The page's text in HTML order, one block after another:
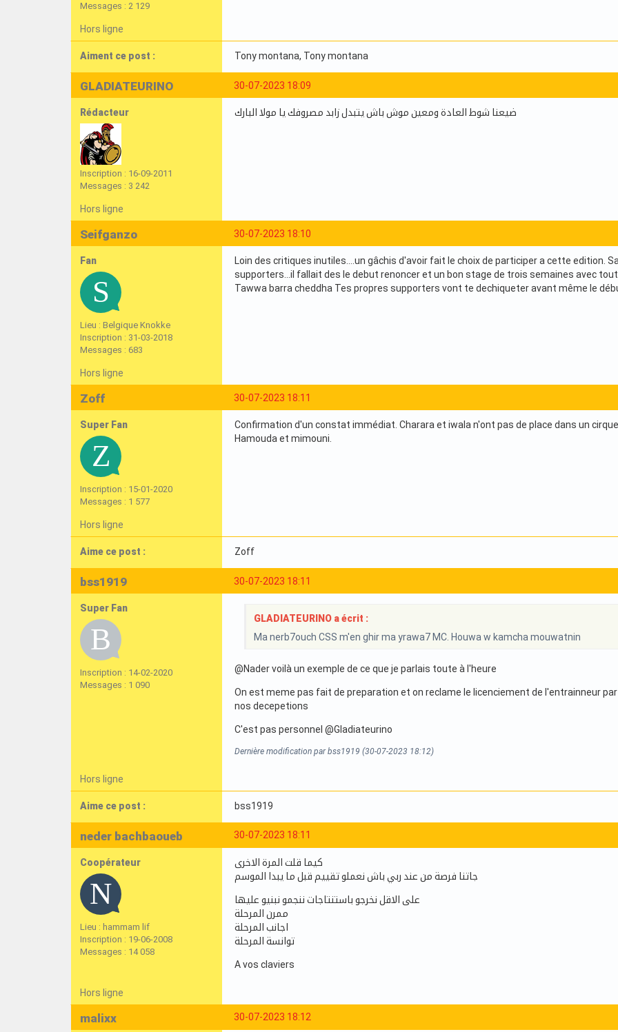
Messages : 2 129
Hors ligne
Aiment ce post : Tony montana, Tony montana
30-07-2023 18:09
GLADIATEURINO
Rédacteur
Inscription : 16-09-2011
Messages : 3 242
ضيعنا شوط العادة ومعين موش باش يتبدل زابد مصروفك يا مولا البارك
Hors ligne
30-07-2023 18:10
Seifganzo
Fan
Lieu : Belgique Knokke
Inscription : 31-03-2018
Messages : 683
Loin des critiques inutiles....un gâchis d'avoir fait le choix de participer a cette edition.
supporters...il fallait des le debut renoncer et un bon stage de trois semaines avec
Tawwa barra cheddha Tes propres supporters vont te dechiqueter avant même le
Hors ligne
30-07-2023 18:11
Zoff
Super Fan
Inscription : 15-01-2020
Messages : 1 577
Confirmation d'un constat immédiat. Charara et iwala n'ont pas de place dans un
Hamouda et mimouni.
Hors ligne
Aime ce post : Zoff
30-07-2023 18:11
bss1919
Super Fan
Inscription : 14-02-2020
Messages : 1 090
GLADIATEURINO a écrit :
Ma nerb7ouch CSS m'en ghir ma yrawa7 MC. Houwa w kamcha mouwatnin
@Nader voilà un exemple de ce que je parlais toute à l'heure
On est meme pas fait de preparation et on reclame le licenciement de l'entrainneur
nos decepetions
C'est pas personnel @Gladiateurino
Dernière modification par bss1919 (30-07-2023 18:12)
Hors ligne
Aime ce post : bss1919
30-07-2023 18:11
neder bachbaoueb
Coopérateur
Lieu : hammam lif
Inscription : 19-06-2008
Messages : 14 058
كيما قلت المرة الاخرى
جاتنا فرصة من عند ربي باش نعملو تقييم قبل ما يبدا الموسم
على الاقل نخرجو باستنتاجات ننجمو نبنيو عليها
ممرن المرحلة
اجانب المرحلة
توانسة المرحلة
A vos claviers
Hors ligne
30-07-2023 18:12
malixx